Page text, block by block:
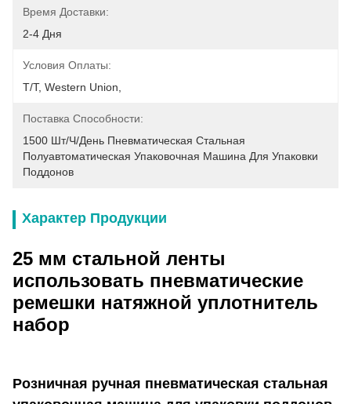
Время Доставки:
2-4 Дня
Условия Оплаты:
T/T, Western Union,
Поставка Способности:
1500 Шт/ч/день Пневматическая Стальная
Полуавтоматическая Упаковочная Машина Для Упаковки
Поддонов
Характер Продукции
25 мм стальной ленты
использовать пневматические
ремешки натяжной уплотнитель
набор
Розничная ручная пневматическая стальная